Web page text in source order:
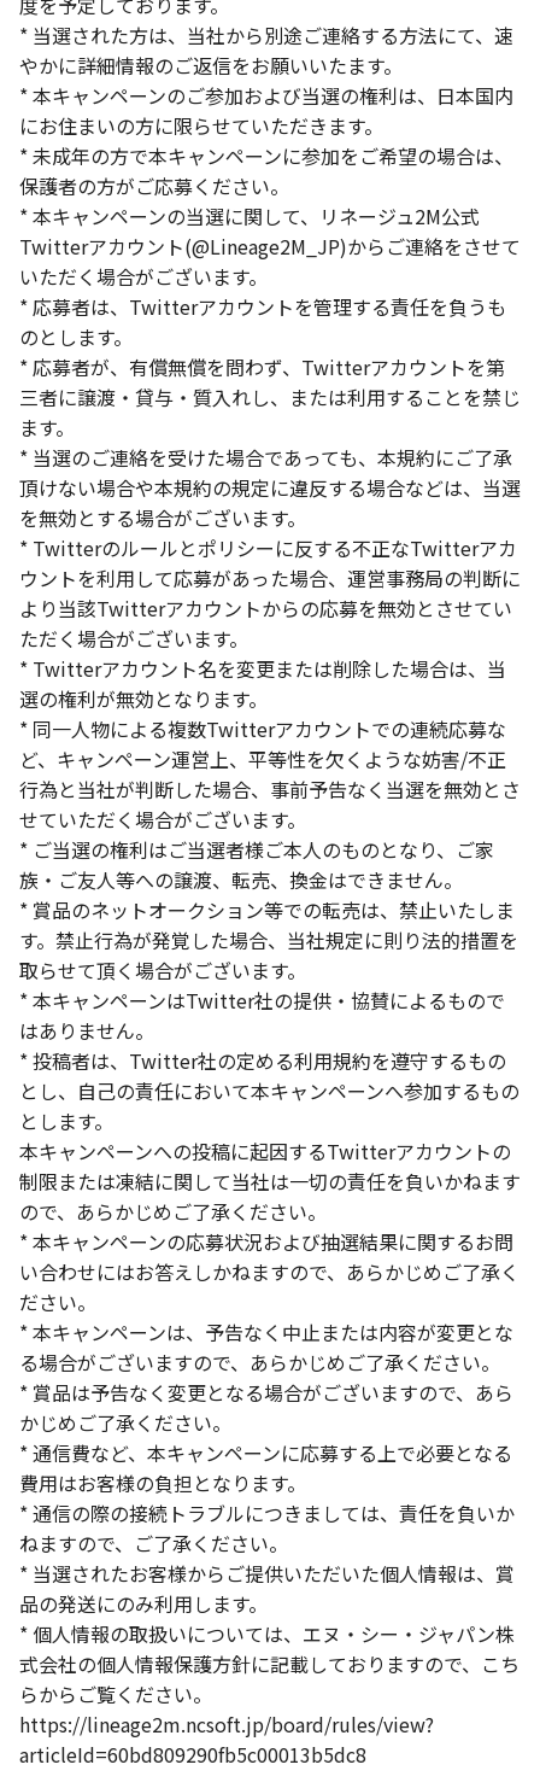
* 当選された方は、当社から別途ご連絡する方法にて、速
やかに詳細情報のご返信をお願いいたます。
* 本キャンペーンのご参加および当選の権利は、日本国内
にお住まいの方に限らせていただきます。
* 未成年の方で本キャンペーンに参加をご希望の場合は、
保護者の方がご応募ください。
* 本キャンペーンの当選に関して、リネージュ2M公式
Twitterアカウント(@Lineage2M_JP)からご連絡をさせて
いただく場合がございます。
* 応募者は、Twitterアカウントを管理する責任を負うも
のとします。
* 応募者が、有償無償を問わず、Twitterアカウントを第
三者に譲渡・貸与・質入れし、または利用することを禁じ
ます。
* 当選のご連絡を受けた場合であっても、本規約にご了承
頂けない場合や本規約の規定に違反する場合などは、当選
を無効とする場合がございます。
* Twitterのルールとポリシーに反する不正なTwitterアカ
ウントを利用して応募があった場合、運営事務局の判断に
より当該Twitterアカウントからの応募を無効とさせてい
ただく場合がございます。
* Twitterアカウント名を変更または削除した場合は、当
選の権利が無効となります。
* 同一人物による複数Twitterアカウントでの連続応募な
ど、キャンペーン運営上、平等性を欠くような妨害/不正
行為と当社が判断した場合、事前予告なく当選を無効とさ
せていただく場合がございます。
* ご当選の権利はご当選者様ご本人のものとなり、ご家
族・ご友人等への譲渡、転売、換金はできません。
* 賞品のネットオークション等での転売は、禁止いたしま
す。禁止行為が発覚した場合、当社規定に則り法的措置を
取らせて頂く場合がございます。
* 本キャンペーンはTwitter社の提供・協賛によるもので
はありません。
* 投稿者は、Twitter社の定める利用規約を遵守するもの
とし、自己の責任において本キャンペーンへ参加するもの
とします。
本キャンペーンへの投稿に起因するTwitterアカウントの
制限または凍結に関して当社は一切の責任を負いかねます
ので、あらかじめご了承ください。
* 本キャンペーンの応募状況および抽選結果に関するお問
い合わせにはお答えしかねますので、あらかじめご了承く
ださい。
* 本キャンペーンは、予告なく中止または内容が変更とな
る場合がございますので、あらかじめご了承ください。
* 賞品は予告なく変更となる場合がございますので、あら
かじめご了承ください。
* 通信費など、本キャンペーンに応募する上で必要となる
費用はお客様の負担となります。
* 通信の際の接続トラブルにつきましては、責任を負いか
ねますので、ご了承ください。
* 当選されたお客様からご提供いただいた個人情報は、賞
品の発送にのみ利用します。
* 個人情報の取扱いについては、エヌ・シー・ジャパン株
式会社の個人情報保護方針に記載しておりますので、こち
らからご覧ください。
https://lineage2m.ncsoft.jp/board/rules/view?
articleId=60bd809290fb5c00013b5dc8